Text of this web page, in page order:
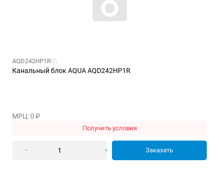
AQD242HP1R
Канальный блок AQUA AQD242HP1R
МРЦ: 0 ₽
Получить условия
– + Заказать